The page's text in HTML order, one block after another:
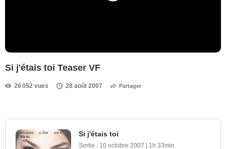
Si j'étais toi Teaser VF
26 052 vues 28 août 2007 Partager
Si j'étais toi
Sortie : 10 octobre 2007 | 1h 33min